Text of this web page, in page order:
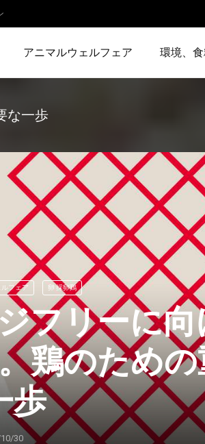
アニマルウェルフェア 環境、
な一歩
ルフェア 卵 採卵鶏
フリーに
鶏のため
歩
30